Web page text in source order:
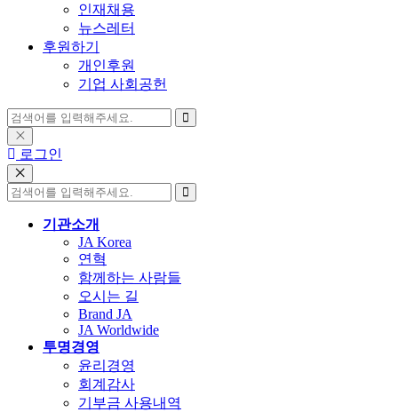
인재채용
뉴스레터
후원하기
개인후원
기업 사회공헌
로그인
기관소개
JA Korea
연혁
함께하는 사람들
오시는 길
Brand JA
JA Worldwide
투명경영
윤리경영
회계감사
기부금 사용내역